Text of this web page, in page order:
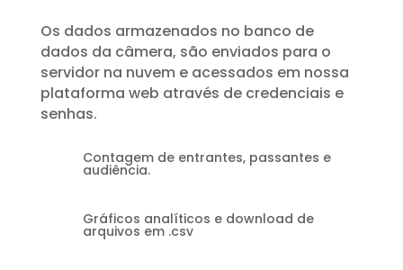
Os dados armazenados no banco de
dados da câmera, são enviados para o
servidor na nuvem e acessados em nossa
plataforma web através de credenciais e
senhas.
Contagem de entrantes, passantes e
audiência.
Gráficos analíticos e download de
arquivos em .csv